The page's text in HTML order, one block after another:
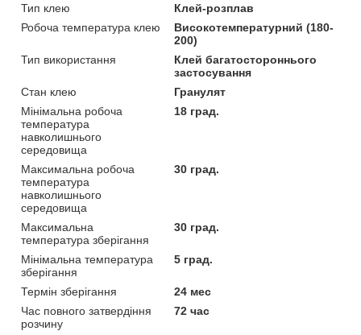
Тип клею
Клей-розплав
Робоча температура клею
Високотемпературний (180-
200)
Тип використання
Клей багатостороннього
застосування
Стан клею
Гранулят
Мінімальна робоча
температура
навколишнього
середовища
18 град.
Максимальна робоча
температура
навколишнього
середовища
30 град.
Максимальна
температура зберігання
30 град.
Мінімальна температура
зберігання
5 град.
Термін зберігання
24 мес
Час повного затвердіння
розчину
72 час